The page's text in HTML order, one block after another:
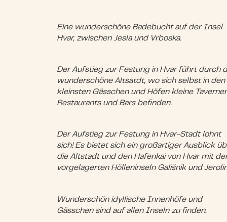
Eine wunderschöne Badebucht auf der Insel
Hvar, zwischen Jesla und Vrboska.
Der Aufstieg zur Festung in Hvar führt durch
wunderschöne Altsatdt, wo sich selbst in den
kleinsten Gässchen und Höfen kleine
Restaurants und Bars befinden.
Der Aufstieg zur Festung in Hvar-Stadt lohnt
sich! Es bietet sich ein großartiger Ausblick
die Altstadt und den Hafenkai von Hvar mit
vorgelagerten Hölleninseln Gališnik und
Wunderschön idyllische Innenhöfe und
Gässchen sind auf allen Inseln zu finden.